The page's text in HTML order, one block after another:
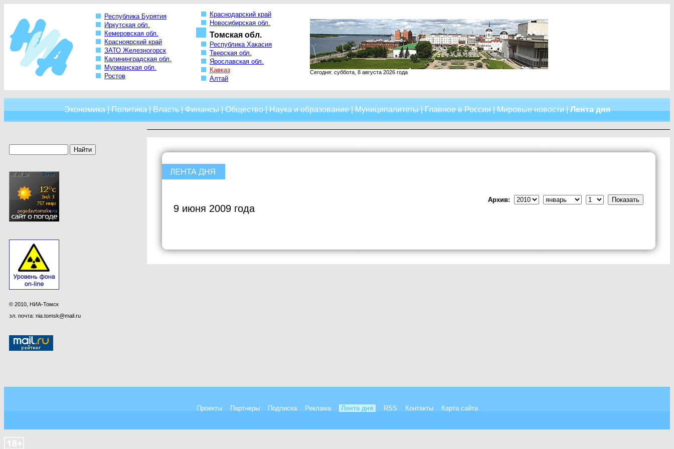
Республика Бурятия
Иркутская обл.
Кемеровская обл.
Красноярский край
ЗАТО Железногорск
Калининградская обл.
Мурманская обл.
Ростов
Краснодарский край
Новосибирская обл.
Томская обл.
Республика Хакасия
Тверская обл.
Ярославская обл.
Кавказ
Алтай
Сегодня: суббота, 8 августа 2026 года
Экономика|Политика|Власть|Финансы|Общество|Наука и образование|Муниципалитеты|Главное в России|Мировые новости|Лента дня
© 2010, НИА-Томск
эл. почта: nia.tomsk@mail.ru
9 июня 2009 года
Архив:
Проекты Партнеры Подписка Реклама Лента дня RSS Контакты Карта сайта